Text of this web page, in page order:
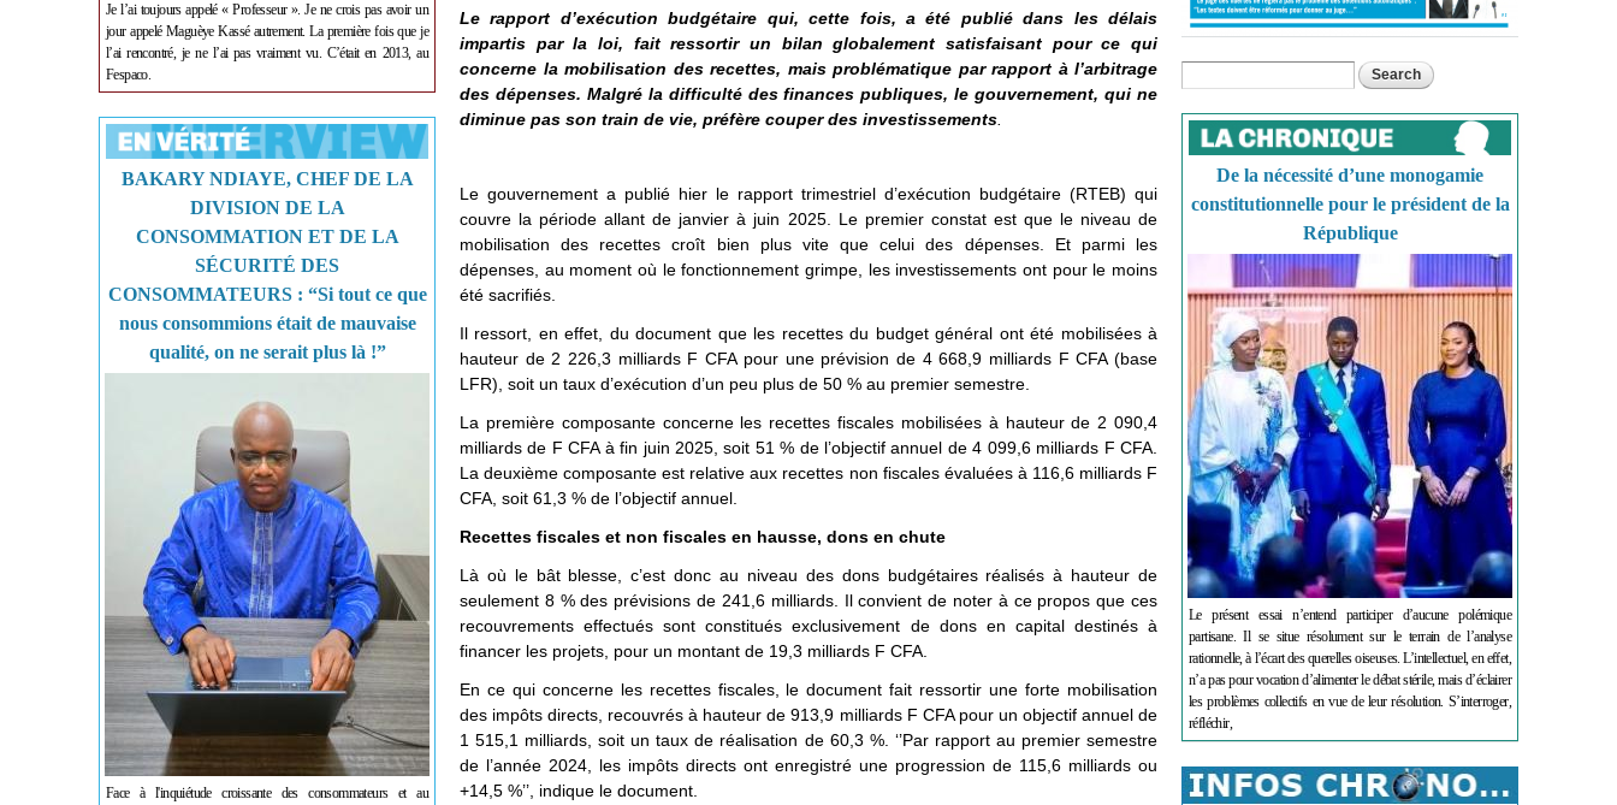
Je l’ai toujours appelé « Professeur ». Je ne crois pas avoir un
jour appelé Maguèye Kassé autrement. La première fois que je
l’ai rencontré, je ne l’ai pas vraiment vu. C’était en 2013, au
Fespaco.
BAKARY NDIAYE, CHEF DE LA
DIVISION DE LA
CONSOMMATION ET DE LA
SÉCURITÉ DES
CONSOMMATEURS : “Si tout ce que
nous consommions était de mauvaise
qualité, on ne serait plus là !”
Face à l'inquiétude croissante des consommateurs et au
Le rapport d’exécution budgétaire qui, cette fois, a été publié dans les délais
impartis par la loi, fait ressortir un bilan globalement satisfaisant pour ce qui
concerne la mobilisation des recettes, mais problématique par rapport à l’arbitrage
des dépenses. Malgré la difficulté des finances publiques, le gouvernement, qui ne
diminue pas son train de vie, préfère couper des investissements
Le gouvernement a publié hier le rapport trimestriel d’exécution budgétaire (RTEB) qui
couvre la période allant de janvier à juin 2025. Le premier constat est que le niveau de
mobilisation des recettes croît bien plus vite que celui des dépenses. Et parmi les
dépenses, au moment où le fonctionnement grimpe, les investissements ont pour le moins
été sacrifiés.
Il ressort, en effet, du document que les recettes du budget général ont été mobilisées à
hauteur de 2 226,3 milliards F CFA pour une prévision de 4 668,9 milliards F CFA (base
LFR), soit un taux d’exécution d’un peu plus de 50 % au premier semestre.
La première composante concerne les recettes fiscales mobilisées à hauteur de 2 090,4
milliards de F CFA à fin juin 2025, soit 51 % de l’objectif annuel de 4 099,6 milliards F CFA.
La deuxième composante est relative aux recettes non fiscales évaluées à 116,6 milliards F
CFA, soit 61,3 % de l’objectif annuel.
Recettes fiscales et non fiscales en hausse, dons en chute
Là où le bât blesse, c’est donc au niveau des dons budgétaires réalisés à hauteur de
seulement 8 % des prévisions de 241,6 milliards. Il convient de noter à ce propos que ces
recouvrements effectués sont constitués exclusivement de dons en capital destinés à
financer les projets, pour un montant de 19,3 milliards F CFA.
En ce qui concerne les recettes fiscales, le document fait ressortir une forte mobilisation
des impôts directs, recouvrés à hauteur de 913,9 milliards F CFA pour un objectif annuel de
1 515,1 milliards, soit un taux de réalisation de 60,3 %. ‘’Par rapport au premier semestre
de l’année 2024, les impôts directs ont enregistré une progression de 115,6 milliards ou
+14,5 %’’, indique le document.
Search form
De la nécessité d’une monogamie
constitutionnelle pour le président de la
République
Le présent essai n’entend participer d’aucune polémique
partisane. Il se situe résolument sur le terrain de l’analyse
rationnelle, à l’écart des querelles oiseuses. L’intellectuel, en effet,
n’a pas pour vocation d’alimenter le débat stérile, mais d’éclairer
les problèmes collectifs en vue de leur résolution. S’interroger,
réfléchir,